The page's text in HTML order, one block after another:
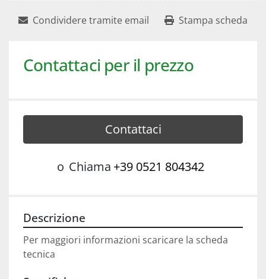
Condividere tramite email Stampa scheda
Contattaci per il prezzo
Contattaci
o Chiama +39 0521 804342
Descrizione
Per maggiori informazioni scaricare la scheda
tecnica